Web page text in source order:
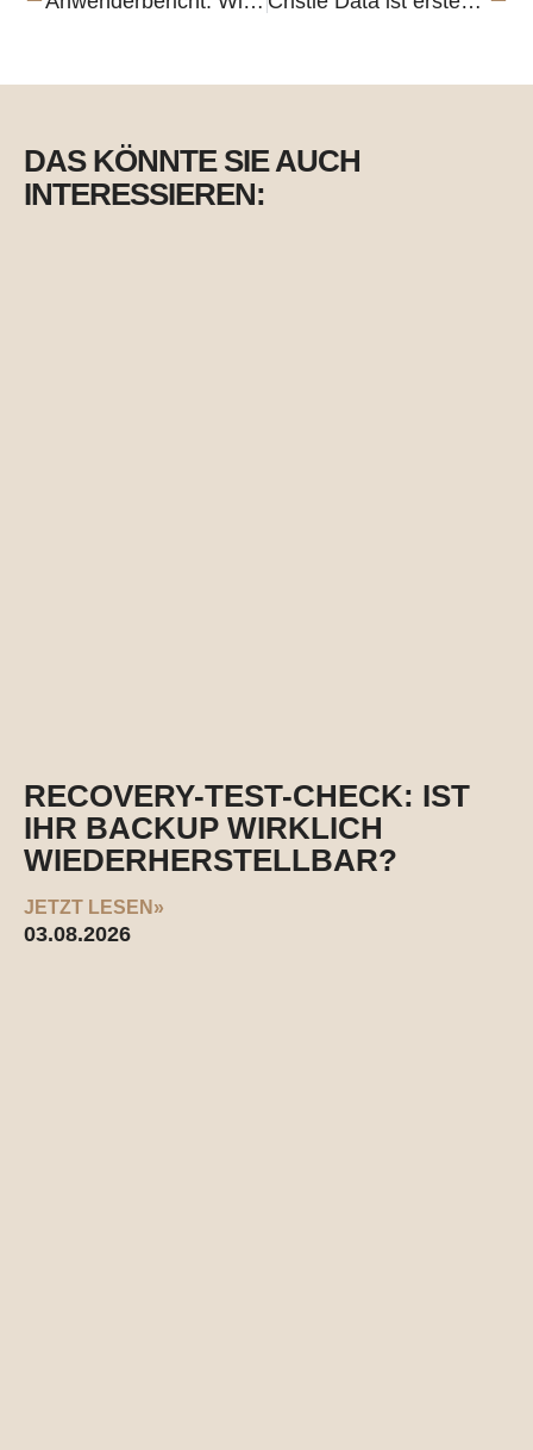
DAS KÖNNTE SIE AUCH
INTERESSIEREN:
RECOVERY-TEST-CHECK: IST
IHR BACKUP WIRKLICH
WIEDERHERSTELLBAR?
JETZT LESEN»
03.08.2026